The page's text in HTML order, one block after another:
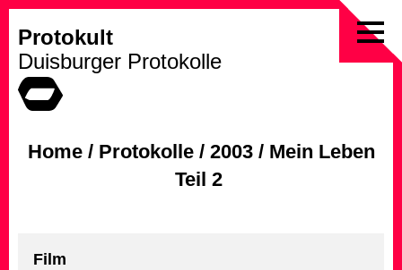
to
Protokult
Duisburger Protokolle
Home/ Protokolle/ 2003/ Mein Leben
Teil 2
Film